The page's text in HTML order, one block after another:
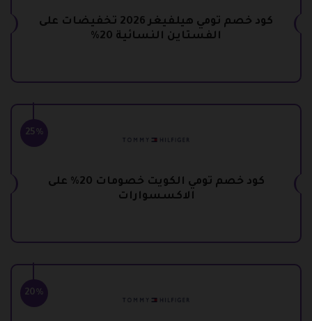
كود خصم تومي هيلفيغر 2026 تخفيضات على
الفستاين النسائية 20%
25%
كود خصم تومي الكويت خصومات 20% على
الاكسسوارات
20%